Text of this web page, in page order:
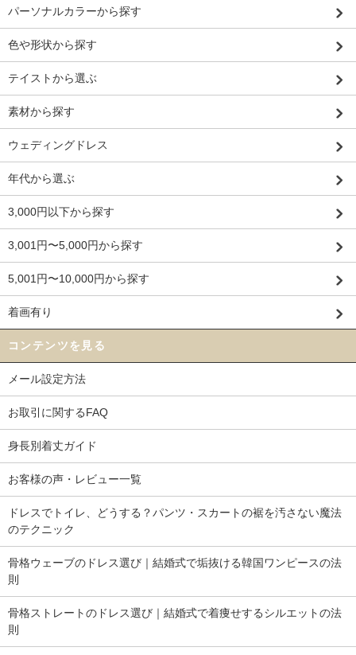
海外花嫁さんに大人気♡ツーピースウェディングドレス
【カラー】
- ホワイト
【仕 様】
伸縮性なし、裏地あり、透け感なし（レース部分除く）
スカートのウエストはゴムではありません。ファスナー付。
【サイズ】
- XS: 40cm / 36cm / 40cm / 74cm / 60cm / 106cm
- S : 41cm / 37cm / 41cm / 76cm / 64cm / 107cm
- M : 41cm / 38cm / 41cm / 80cm / 68cm / 108cm
パーソナルカラーから探す
色や形状から探す
テイストから選ぶ
素材から探す
ウェディングドレス
年代から選ぶ
3,000円以下から探す
3,001円〜5,000円から探す
5,001円〜10,000円から探す
着画有り
コンテンツを見る
メール設定方法
お取引に関するFAQ
身長別着丈ガイド
お客様の声・レビュー一覧
ドレスでトイレ、どうする？パンツ・スカートの裾を汚さない魔法
のテクニック
骨格ウェーブのドレス選び｜結婚式で垢抜ける韓国ワンピースの法
則
骨格ストレートのドレス選び｜結婚式で着痩せするシルエットの法
則